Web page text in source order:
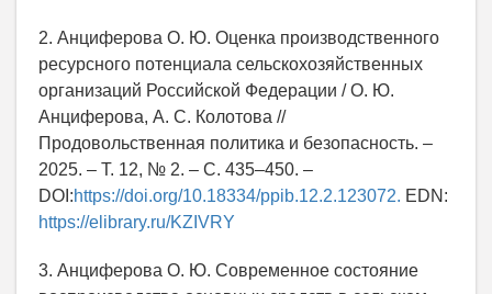
2. Анциферова О. Ю. Оценка производственного
ресурсного потенциала сельскохозяйственных
организаций Российской Федерации / О. Ю.
Анциферова, А. С. Колотова //
Продовольственная политика и безопасность. –
2025. – Т. 12, № 2. – С. 435–450. –
DOI:https://doi.org/10.18334/ppib.12.2.123072. EDN:
https://elibrary.ru/KZIVRY
3. Анциферова О. Ю. Современное состояние